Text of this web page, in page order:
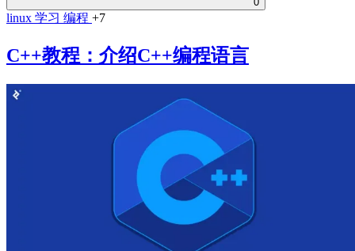
linux 学习 编程 +7
C++教程：介绍C++编程语言